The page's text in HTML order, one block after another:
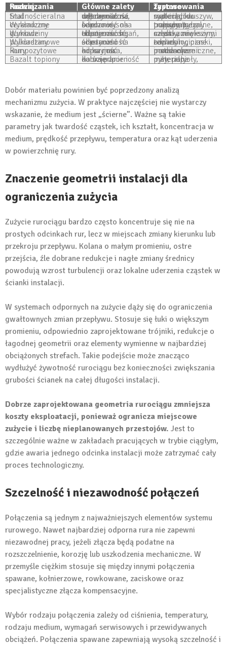
Rodzaj rozwiązania Główne zalety
Typowe zastosowania
Stal trudnościeralna
dobra wytrzymałość mechaniczna, odporność na uderzenia
rurociągi do materiałów sypkich, kruszyw, rud
Wykładziny ceramiczne
bardzo wysoka odporność na ścieranie
popioły, pyły, pulpy mineralne, transport pneumatyczny
Wykładziny gumowe
elastyczność, tłumienie drgań, odporność na udary
szlamy, zawiesiny, media z większymi cząstkami
Wykładziny poliuretanowe
odporność na ścieranie i elastyczność
zawiesiny, piaski, odpady technologiczne
Rury kompozytowe
niska masa, odporność korozyjna
media chemiczne, instalacje pomocnicze i procesowe
Bazalt topiony
dobra odporność na ścieranie i korozję pyły, popioły, materiały mineralne
Dobór materiału powinien być poprzedzony analizą
mechanizmu zużycia. W praktyce najczęściej nie wystarczy
wskazanie, że medium jest „ścierne”. Ważne są takie
parametry jak twardość cząstek, ich kształt, koncentracja w
medium, prędkość przepływu, temperatura oraz kąt uderzenia
w powierzchnię rury.
Znaczenie geometrii instalacji dla
ograniczenia zużycia
Zużycie rurociągu bardzo często koncentruje się nie na
prostych odcinkach rur, lecz w miejscach zmiany kierunku lub
przekroju przepływu. Kolana o małym promieniu, ostre
przejścia, źle dobrane redukcje i nagłe zmiany średnicy
powodują wzrost turbulencji oraz lokalne uderzenia cząstek w
ścianki instalacji.
W systemach odpornych na zużycie dąży się do ograniczenia
gwałtownych zmian przepływu. Stosuje się łuki o większym
promieniu, odpowiednio zaprojektowane trójniki, redukcje o
łagodnej geometrii oraz elementy wymienne w najbardziej
obciążonych strefach. Takie podejście może znacząco
wydłużyć żywotność rurociągu bez konieczności zwiększania
grubości ścianek na całej długości instalacji.
Dobrze zaprojektowana geometria rurociągu zmniejsza
koszty eksploatacji, ponieważ ogranicza miejscowe
zużycie i liczbę nieplanowanych przestojów. Jest to
szczególnie ważne w zakładach pracujących w trybie ciągłym,
gdzie awaria jednego odcinka instalacji może zatrzymać cały
proces technologiczny.
Szczelność i niezawodność połączeń
Połączenia są jednym z najważniejszych elementów systemu
rurowego. Nawet najbardziej odporna rura nie zapewni
niezawodnej pracy, jeżeli złącza będą podatne na
rozszczelnienie, korozję lub uszkodzenia mechaniczne. W
przemyśle ciężkim stosuje się między innymi połączenia
spawane, kołnierzowe, rowkowane, zaciskowe oraz
specjalistyczne złącza kompensacyjne.
Wybór rodzaju połączenia zależy od ciśnienia, temperatury,
rodzaju medium, wymagań serwisowych i przewidywanych
obciążeń. Połączenia spawane zapewniają wysoką szczelność i